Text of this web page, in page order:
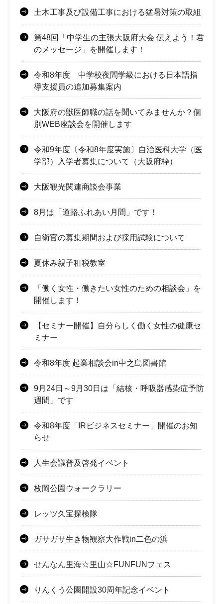
土木工事及び設備工事における猛暑対策の取組
第48回「中学生の主張大阪府大会 伝えよう！君
のメッセージ」を開催します！
令和8年度 中学校夜間学級における日本語指
導支援員の追加募集案内
大阪府の獣医師職の話を聞いてみませんか？個
別WEB座談会を開催します
令和9年度〔令和8年度実施〕自治医科大学（医
学部）入学者募集について（大阪府枠）
大阪観光関連商談会事業
8月は「道路ふれあい月間」です！
自衛官の募集期間および採用試験について
夏休み親子租税教室
「働く女性・働きたい女性のための相談会」を
開催します！
【セミナー開催】自分らしく働く女性の健康セ
ミナー
令和8年度 起業相談会in中之島図書館
9月24日～9月30日は「結核・呼吸器感染症予防
週間」です
令和8年度「IRビジネスセミナー」開催のお知
らせ
人生会議普及啓発イベント
枚岡公園ウォークラリー
レッツ久宝探検隊
ガサガサ生き物観察大作戦in二色の浜
せんなん里海☆里山☆FUNFUNフェス
りんくう公園開設30周年記念イベント